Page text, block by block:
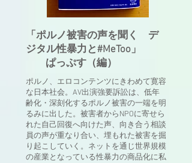
「ポルノ被害の声を聞く デ
ジタル性暴力と#MeToo」
ぱっぷす（編）
ポルノ、エロコンテンツにきわめて寛容
な日本社会。AV出演強要訴訟は、低年
齢化・深刻化するポルノ被害の一端を明
るみに出した。被害者からNPOに寄せら
れた自己回復へ向けた声、向き合う相談
員の声が重なり合い、埋もれた被害を掘
り起こしていく。ネットを通じ世界規模
の産業となっている性暴力の商品化に私